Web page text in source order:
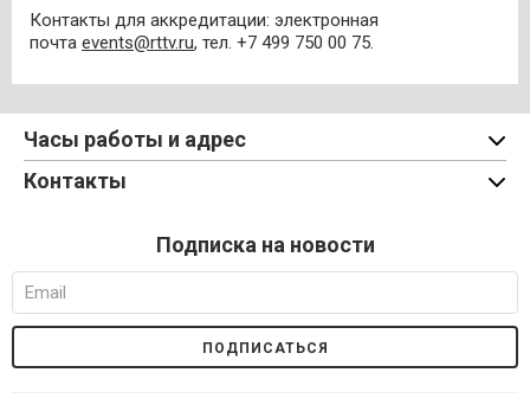
Контакты для аккредитации: электронная
почта events@rttv.ru, тел. +7 499 750 00 75.
Часы работы и адрес
Контакты
Подписка на новости